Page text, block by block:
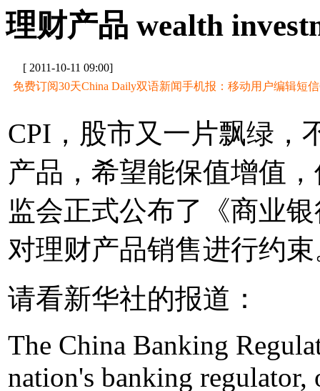
理财产品 wealth
[ 2011-10-11 09:00]
免费订阅30天China Daily双语新闻手机报：移动用户编辑短信
CPI，股市又一片飘绿，
产品，希望能保值增值
监会正式公布了《商业
对理财产品销售进行约
请看新华社的报道：
The China Banking
nation's banking regulator,